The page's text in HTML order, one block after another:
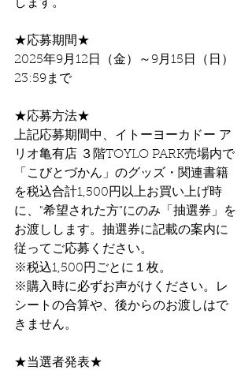
します。
★応募期間★
2025年9月12日（金）～9月15日（日）
23:59まで
★応募方法★
上記応募期間中、イトーヨーカドー ア
リオ亀有店 ３階TOYLO PARK売場内で
「こびとづかん」のグッズ・関連書籍
を税込合計1,500円以上お買い上げ時
に、"希望された方”にのみ「抽選券」を
お渡しします。抽選券に記載の案内に
従ってご応募ください。
※税込1,500円ごとに１枚。
※購入時に必ずお声がけください。レ
シートの合算や、後からのお渡しはで
きません。
★当選者発表★